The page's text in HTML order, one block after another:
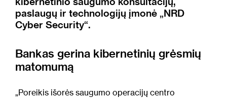
paslaugų ir technologijų įmonė „NRD
Cyber Security“.
Bankas gerina kibernetinių grėsmių
matomumą
„Poreikis išorės saugumo operacijų centro